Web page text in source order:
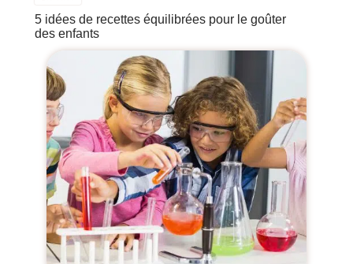
5 idées de recettes équilibrées pour le goûter
des enfants